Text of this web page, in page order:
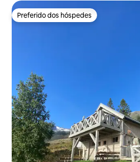
Preferido dos hóspedes
Preferido dos hóspedes